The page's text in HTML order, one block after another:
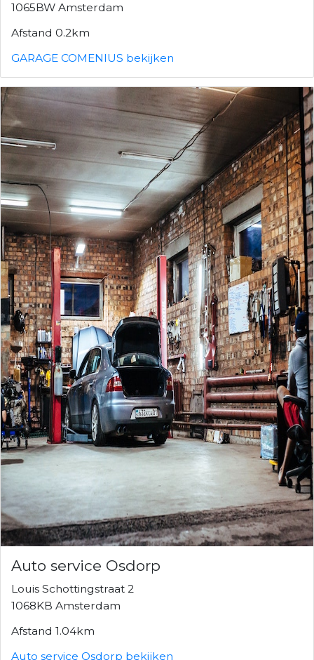
1065BW Amsterdam
Afstand 0.2km
GARAGE COMENIUS bekijken
Auto service Osdorp
Louis Schottingstraat 2
1068KB Amsterdam
Afstand 1.04km
Auto service Osdorp bekijken